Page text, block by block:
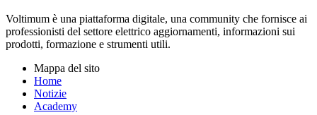
Voltimum è una piattaforma digitale, una community che fornisce ai
professionisti del settore elettrico aggiornamenti, informazioni sui
prodotti, formazione e strumenti utili.
Mappa del sito
Home
Notizie
Academy